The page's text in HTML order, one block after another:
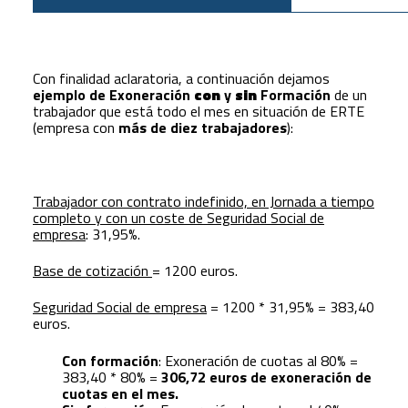
Con finalidad aclaratoria, a continuación dejamos
ejemplo de Exoneración cony sin Formación de un
trabajador que está todo el mes en situación de ERTE
(empresa con más de diez trabajadores):
Trabajador con contrato indefinido, en Jornada a tiempo
completo y con un coste de Seguridad Social de
empresa: 31,95%.
Base de cotización = 1200 euros.
Seguridad Social de empresa = 1200 * 31,95% = 383,40
euros.
Con formación: Exoneración de cuotas al 80% =
383,40 * 80% = 306,72 euros de exoneración de
cuotas en el mes.